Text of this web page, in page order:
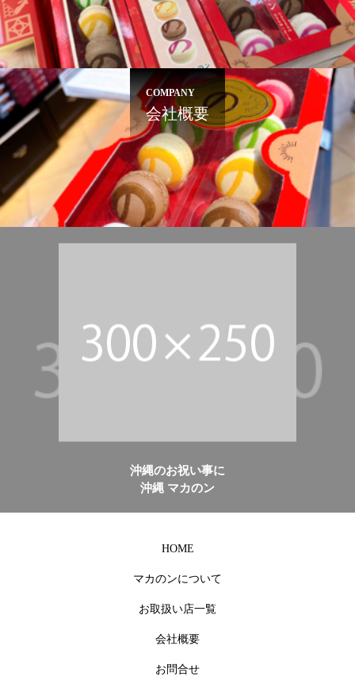
COMPANY
会社概要
沖縄のお祝い事に
沖縄 マカのン
HOME
マカのンについて
お取扱い店一覧
会社概要
お問合せ